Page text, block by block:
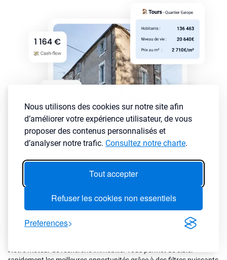
Nous utilisons des cookies sur notre site afin
d’améliorer votre expérience utilisateur, de vous
proposer des contenus personnalisés et
d’analyser notre trafic. Consultez notre charte.
Tout accepter
Refuser les cookies non essentiels
Preferences
Comment sélectionner les annonces immobilières rentables
rapidement ?
Notre moteur de recherche immobilier vous permet de cibler